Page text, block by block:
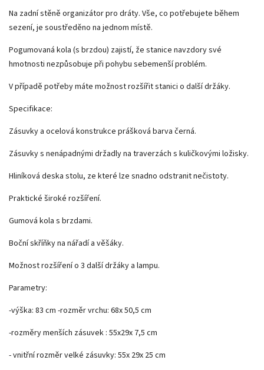
Na zadní stěně organizátor pro dráty. Vše, co potřebujete během
sezení, je soustředěno na jednom místě.
Pogumovaná kola (s brzdou) zajistí, že stanice navzdory své
hmotnosti nezpůsobuje při pohybu sebemenší problém.
V případě potřeby máte možnost rozšířit stanici o další držáky.
Specifikace:
Zásuvky a ocelová konstrukce prášková barva černá.
Zásuvky s nenápadnými držadly na traverzách s kuličkovými ložisky.
Hliníková deska stolu, ze které lze snadno odstranit nečistoty.
Praktické široké rozšíření.
Gumová kola s brzdami.
Boční skříňky na nářadí a věšáky.
Možnost rozšíření o 3 další držáky a lampu.
Parametry:
-výška: 83 cm -rozměr vrchu: 68x 50,5 cm
-rozměry menších zásuvek : 55x29x 7,5 cm
- vnitřní rozměr velké zásuvky: 55x 29x 25 cm